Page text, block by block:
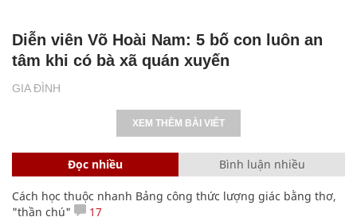
GIA ĐÌNH
Diễn viên Võ Hoài Nam: 5 bố con luôn an
tâm khi có bà xã quán xuyến
XEM THÊM BÀI VIẾT
Đọc nhiều Bình luận nhiều
Cách học thuộc nhanh Bảng công thức lượng giác bằng thơ,
"thần chú"
17